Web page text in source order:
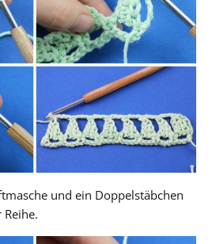
und ein Doppelstäbchen